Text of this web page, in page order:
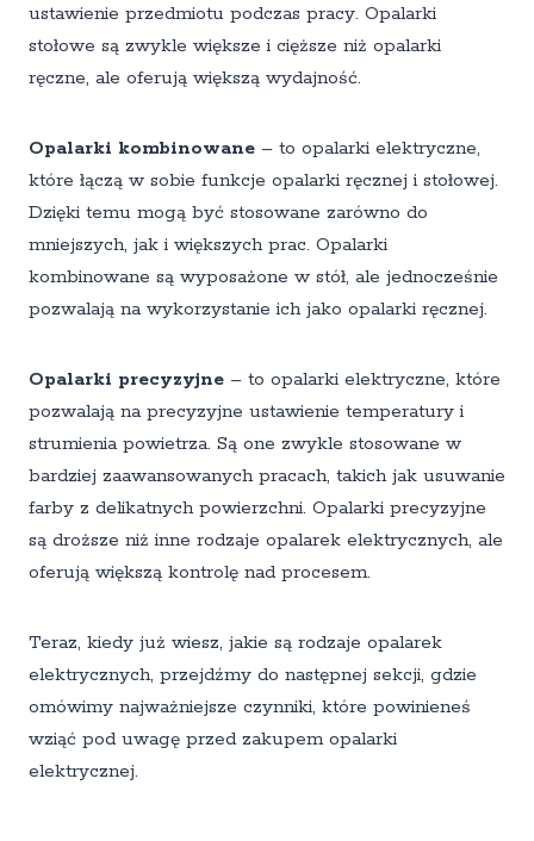
ustawienie przedmiotu podczas pracy. Opalarki
stołowe są zwykle większe i cięższe niż opalarki
ręczne, ale oferują większą wydajność.
Opalarki kombinowane – to opalarki elektryczne,
które łączą w sobie funkcje opalarki ręcznej i stołowej.
Dzięki temu mogą być stosowane zarówno do
mniejszych, jak i większych prac. Opalarki
kombinowane są wyposażone w stół, ale jednocześnie
pozwalają na wykorzystanie ich jako opalarki ręcznej.
Opalarki precyzyjne – to opalarki elektryczne, które
pozwalają na precyzyjne ustawienie temperatury i
strumienia powietrza. Są one zwykle stosowane w
bardziej zaawansowanych pracach, takich jak usuwanie
farby z delikatnych powierzchni. Opalarki precyzyjne
są droższe niż inne rodzaje opalarek elektrycznych, ale
oferują większą kontrolę nad procesem.
Teraz, kiedy już wiesz, jakie są rodzaje opalarek
elektrycznych, przejdźmy do następnej sekcji, gdzie
omówimy najważniejsze czynniki, które powinieneś
wziąć pod uwagę przed zakupem opalarki
elektrycznej.